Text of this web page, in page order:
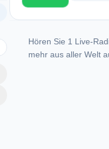
Hören Sie 1 Live-
mehr aus aller Welt